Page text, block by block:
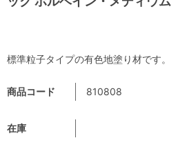
商品コード 810808
在庫
標準粒子タイプの有色地塗り材です。